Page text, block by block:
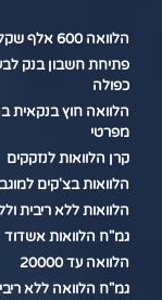
הלוואה 600 אלף שקל
פתיחת חשבון בנק
כפולה
הלוואה חוץ בנקאית
מפרטי
קרן הלוואות לנזקקים
הלוואות בצ'קים
הלוואות ללא ריבית
גמ"ח הלוואות אשדוד
הלוואה עד 20000
גמ"ח הלוואה ללא